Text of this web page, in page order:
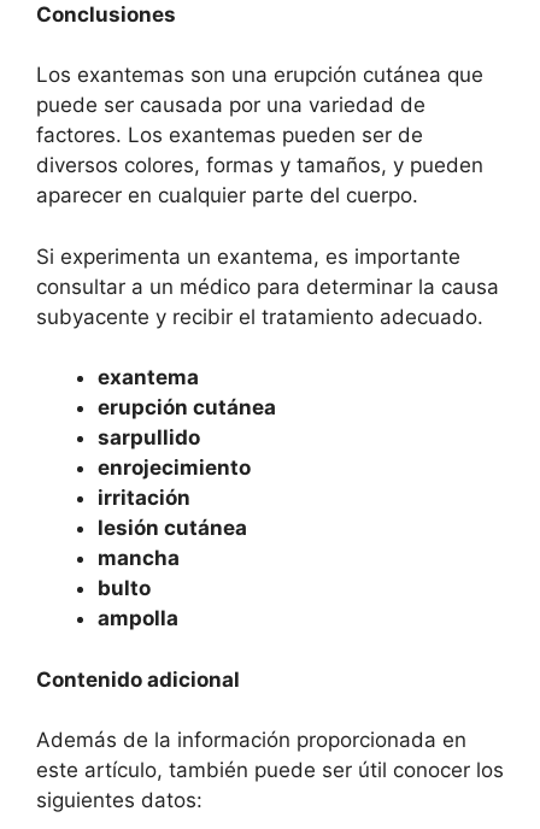
Conclusiones
Los exantemas son una erupción cutánea que
puede ser causada por una variedad de
factores. Los exantemas pueden ser de
diversos colores, formas y tamaños, y pueden
aparecer en cualquier parte del cuerpo.
Si experimenta un exantema, es importante
consultar a un médico para determinar la causa
subyacente y recibir el tratamiento adecuado.
exantema
erupción cutánea
sarpullido
enrojecimiento
irritación
lesión cutánea
mancha
bulto
ampolla
Contenido adicional
Además de la información proporcionada en
este artículo, también puede ser útil conocer los
siguientes datos: